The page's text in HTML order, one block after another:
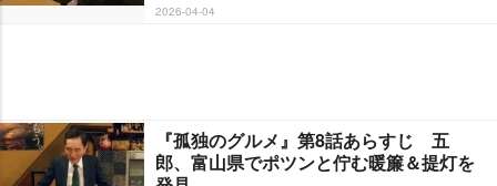
2026-04-04
『孤独のグルメ』第8話あらすじ 五
郎、富山県でポツンと佇む暖簾＆提灯を